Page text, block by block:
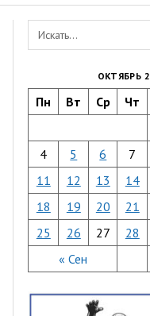
ОКТЯБРЬ
Пн Вт Ср Чт
« Сен
4
5 6 7
11
12 13 14
18
19 20 21
25
26 27 28